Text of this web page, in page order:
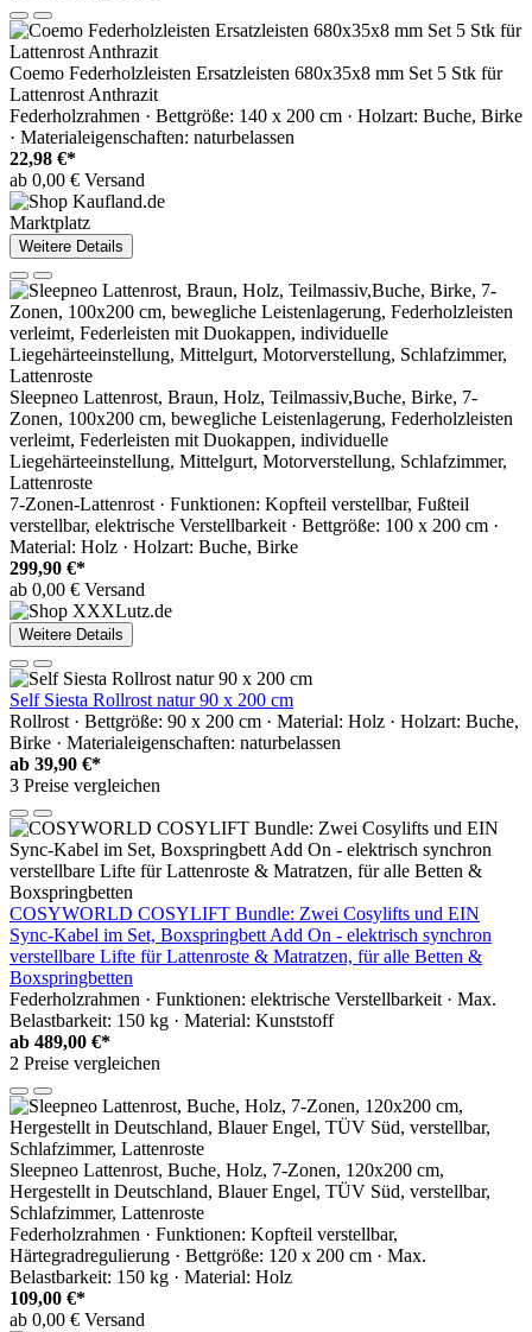
Coemo Federholzleisten Ersatzleisten 680x35x8 mm Set 5 Stk für
Lattenrost Anthrazit
Federholzrahmen · Bettgröße: 140 x 200 cm · Holzart: Buche, Birke
· Materialeigenschaften: naturbelassen
22,98 €*
ab 0,00 € Versand
Marktplatz
Weitere Details
Sleepneo Lattenrost, Braun, Holz, Teilmassiv,Buche, Birke, 7-
Zonen, 100x200 cm, bewegliche Leistenlagerung, Federholzleisten
verleimt, Federleisten mit Duokappen, individuelle
Liegehärteeinstellung, Mittelgurt, Motorverstellung, Schlafzimmer,
Lattenroste
7-Zonen-Lattenrost · Funktionen: Kopfteil verstellbar, Fußteil
verstellbar, elektrische Verstellbarkeit · Bettgröße: 100 x 200 cm ·
Material: Holz · Holzart: Buche, Birke
299,90 €*
ab 0,00 € Versand
Weitere Details
Self Siesta Rollrost natur 90 x 200 cm
Rollrost · Bettgröße: 90 x 200 cm · Material: Holz · Holzart: Buche,
Birke · Materialeigenschaften: naturbelassen
ab 39,90 €*
3 Preise vergleichen
COSYWORLD COSYLIFT Bundle: Zwei Cosylifts und EIN
Sync-Kabel im Set, Boxspringbett Add On - elektrisch synchron
verstellbare Lifte für Lattenroste & Matratzen, für alle Betten &
Boxspringbetten
Federholzrahmen · Funktionen: elektrische Verstellbarkeit · Max.
Belastbarkeit: 150 kg · Material: Kunststoff
ab 489,00 €*
2 Preise vergleichen
Sleepneo Lattenrost, Buche, Holz, 7-Zonen, 120x200 cm,
Hergestellt in Deutschland, Blauer Engel, TÜV Süd, verstellbar,
Schlafzimmer, Lattenroste
Federholzrahmen · Funktionen: Kopfteil verstellbar,
Härtegradregulierung · Bettgröße: 120 x 200 cm · Max.
Belastbarkeit: 150 kg · Material: Holz
109,00 €*
ab 0,00 € Versand